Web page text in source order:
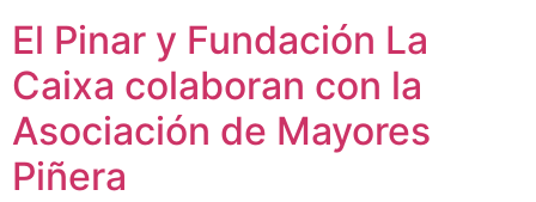
El Pinar y Fundación La
Caixa colaboran con la
Asociación de Mayores
Piñera